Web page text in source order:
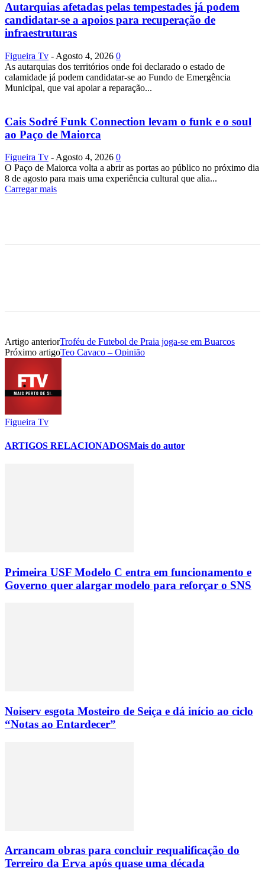
Autarquias afetadas pelas tempestades já podem
candidatar-se a apoios para recuperação de
infraestruturas
Figueira Tv - Agosto 4, 2026 0
As autarquias dos territórios onde foi declarado o estado de
calamidade já podem candidatar-se ao Fundo de Emergência
Municipal, que vai apoiar a reparação...
Cais Sodré Funk Connection levam o funk e o soul
ao Paço de Maiorca
Figueira Tv - Agosto 4, 2026 0
O Paço de Maiorca volta a abrir as portas ao público no próximo dia
8 de agosto para mais uma experiência cultural que alia...
Carregar mais
Artigo anteriorTroféu de Futebol de Praia joga-se em Buarcos
Próximo artigoTeo Cavaco – Opinião
Figueira Tv
ARTIGOS RELACIONADOSMais do autor
Primeira USF Modelo C entra em funcionamento e
Governo quer alargar modelo para reforçar o SNS
Noiserv esgota Mosteiro de Seiça e dá início ao ciclo
“Notas ao Entardecer”
Arrancam obras para concluir requalificação do
Terreiro da Erva após quase uma década